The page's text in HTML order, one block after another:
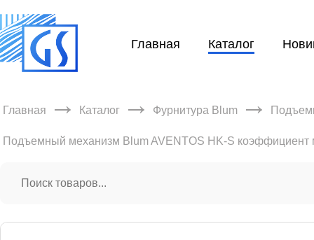
Главная Каталог
Главная → Каталог → Фурнитура Blum →
Подъемный механизм Blum AVENTOS HK-S коэффициент